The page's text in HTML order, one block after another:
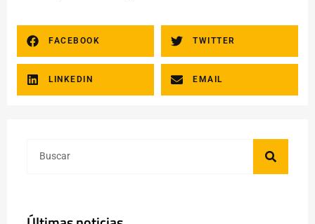
FACEBOOK TWITTER
LINKEDIN EMAIL